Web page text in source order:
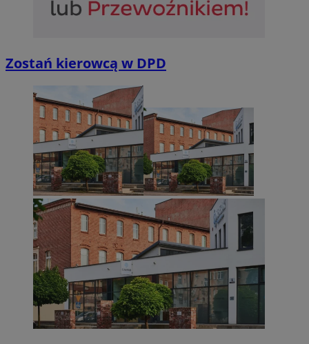
Zostań kierowcą w DPD